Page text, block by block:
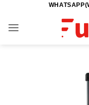
contenu